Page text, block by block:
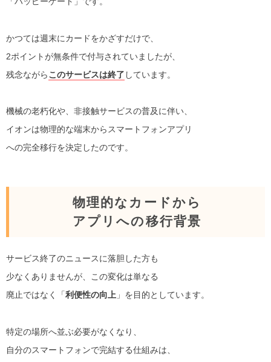
かつては週末にカードをかざすだけで、
2ポイントが無条件で付与されていましたが、
残念ながらこのサービスは終了 しています。
機械の老朽化や、非接触サービスの普及に伴い、
イオンは物理的な端末からスマートフォンアプリ
への完全移行を決定したのです。
物理的なカードから
アプリへの移行背景
サービス終了のニュースに落胆した方も
少なくありませんが、この変化は単なる
廃止ではなく「利便性の向上 」を目的としています。
特定の場所へ並ぶ必要がなくなり、
自分のスマートフォンで完結する仕組みは、